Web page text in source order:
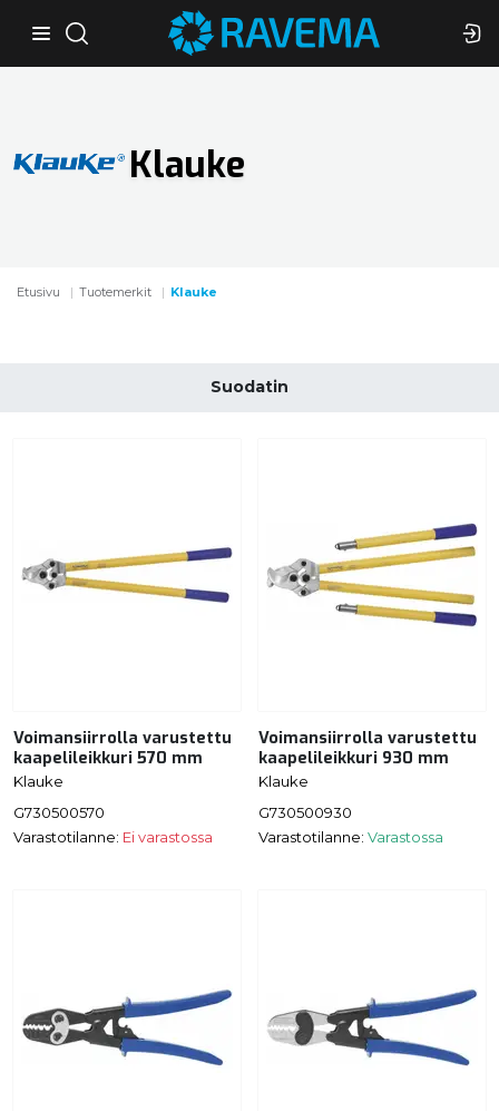
Etusivu Tuotemerkit Klauke
Klauke
Suodatin
Voimansiirrolla varustettu
kaapelileikkuri 570 mm
Klauke
G730500570
Varastotilanne: Ei varastossa
Voimansiirrolla varustettu
kaapelileikkuri 930 mm
Klauke
G730500930
Varastotilanne: Varastossa